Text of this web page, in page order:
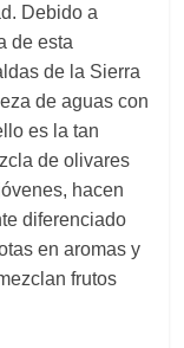
Debido a
de esta
de la Sierra
de aguas con
es la tan
de olivares
hacen
diferenciado
en aromas y
frutos